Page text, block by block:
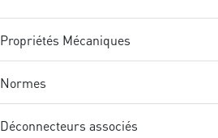
Propriétés Mécaniques
Normes
Déconnecteurs associés